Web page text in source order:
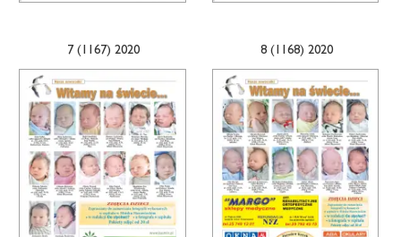
7 (1167) 2020 8 (1168) 2020